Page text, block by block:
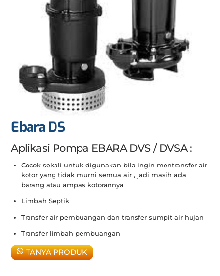
Ebara DS
Aplikasi Pompa EBARA DVS / DVSA :
Cocok sekali untuk digunakan bila ingin mentransfer air
kotor yang tidak murni semua air , jadi masih ada
barang atau ampas kotorannya
Limbah Septik
Transfer air pembuangan dan transfer sumpit air hujan
Transfer limbah pembuangan
TANYA PRODUK